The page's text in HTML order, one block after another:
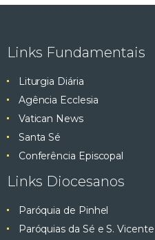
Links Fundamentais
Liturgia Diária
Agência Ecclesia
Vatican News
Santa Sé
Conferência Episcopal
Links Diocesanos
Paróquia de Pinhel
Paróquias da Sé e S. Vicente